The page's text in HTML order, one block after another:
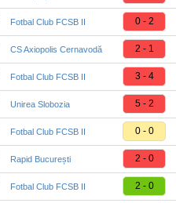
Fotbal Club FCSB II 0 - 2
CS Axiopolis Cernavodă 2 - 1
Fotbal Club FCSB II 3 - 4
Unirea Slobozia 5 - 2
Fotbal Club FCSB II 0 - 0
Rapid București 2 - 0
Fotbal Club FCSB II 2 - 0